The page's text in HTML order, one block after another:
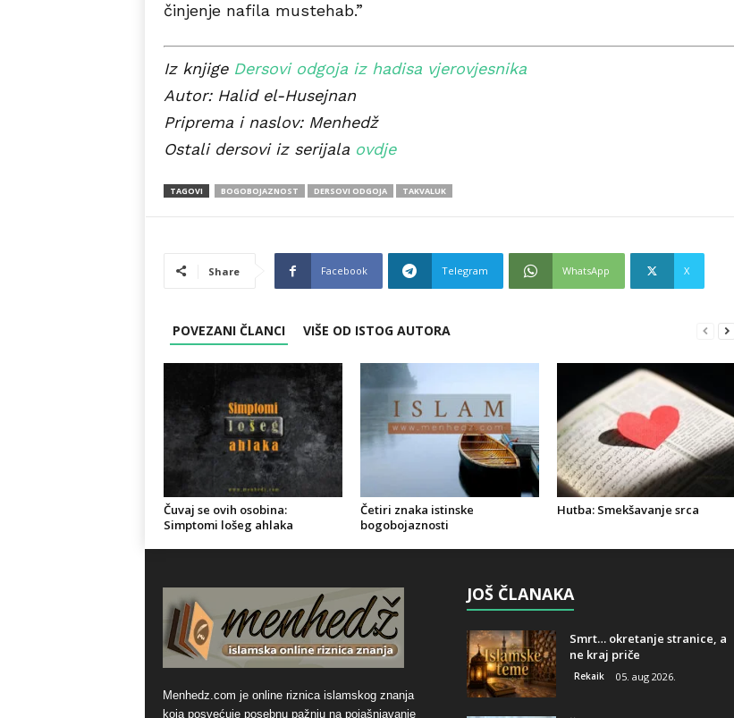
činjenje nafila mustehab.”
Iz knjige Dersovi odgoja iz hadisa vjerovjesnika
Autor: Halid el-Husejnan
Priprema i naslov: Menhedž
Ostali dersovi iz serijala ovdje
TAGOVI BOGOBOJAZNOST DERSOVI ODGOJA TAKVALUK
Share Facebook Telegram WhatsApp X
POVEZANI ČLANCI VIŠE OD ISTOG AUTORA
Čuvaj se ovih osobina:
Simptomi lošeg ahlaka
Četiri znaka istinske
bogobojaznosti
Hutba: Smekšavanje srca
Menhedz.com je online riznica islamskog znanja
koja posvećuje posebnu pažnju na pojašnjavanje
JOŠ ČLANAKA
Smrt… okretanje stranice, a
ne kraj priče
Rekaik 05. aug 2026.